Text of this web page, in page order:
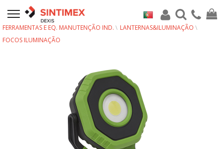
FERRAMENTAS E EQ. MANUTENÇÃO IND.
LANTERNAS&ILUMINAÇÃO
FOCOS ILUMINAÇÃO